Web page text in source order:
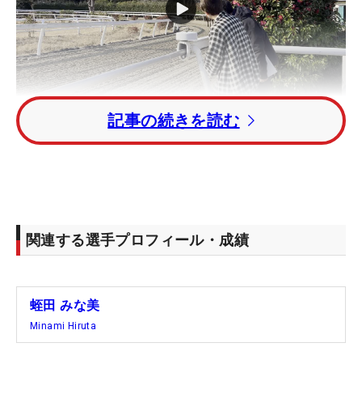
温泉に浸かる馬を眺める蛭田みな美
記事の続きを読む
関連する選手プロフィール・成績
蛭田 みな美
Minami Hiruta